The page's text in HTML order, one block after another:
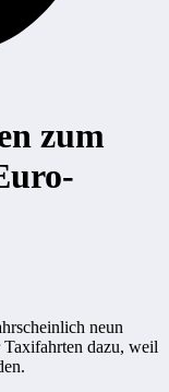
zum
neun
dazu, weil